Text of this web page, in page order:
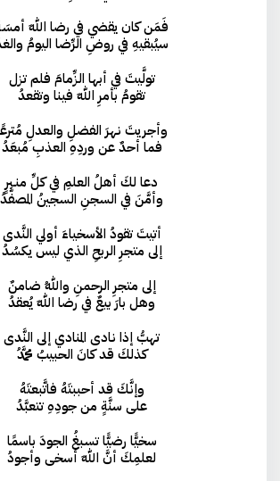
فَمَن كان يقضي في رضا اللهِ
سيُبقيهِ في روضِ الرِّضا اليومُ
تولَّيتَ في أبها الزِّمامَ فلم تزل
تقومُ بأمرِ اللهِ فينا وتقعدُ
وأجريتَ نهرَ الفضلِ والعدلِ
فما أحدٌ عن وردِهِ العذبِ مُبعَدُ
دعا لكَ أهلُ العلمِ في كلِّ منـبرٍ
وأمَّنَ في السجنِ السجينُ المصفَّدُ
أتيتَ تقودُ الأسخياءَ أولي النَّدى
إلى متجرِ الربحِ الذي ليس يكسُدُ
إلى متجرِ الرحمنِ واللهُ ضامنٌ
وهل بارَ بيعٌ في رضا اللهِ يُعقدُ
تهبُّ إذا نادى المنادي إلى النَّدى
كذلكَ قد كانَ الحبيبُ محمَّدُ
وإنَّكَ قد أحببتَهُ فاتَّبعتَهُ
على سنَّةٍ من جودِهِ تتعبَّدُ
سخيًّا رضيًّا تسبغُ الجودَ باسمًا
لعلمِكَ أنَّ اللهَ أسخى وأجودُ